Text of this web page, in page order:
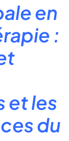
en
:
et les
du